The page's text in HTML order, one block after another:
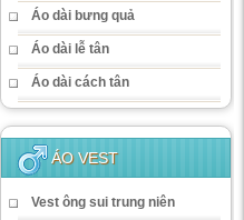
Áo dài bưng quả
Áo dài lễ tân
Áo dài cách tân
ÁO VEST
Vest ông sui trung niên